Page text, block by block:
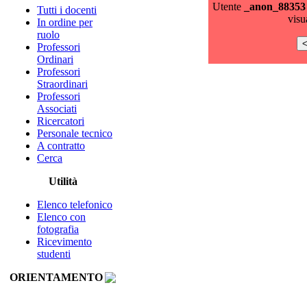
Tutti i docenti
In ordine per
ruolo
Professori
Ordinari
Professori
Straordinari
Professori
Associati
Ricercatori
Personale tecnico
A contratto
Cerca
Utilità
Elenco telefonico
Elenco con
fotografia
Ricevimento
studenti
ORIENTAMENTO
Utente _anon_88353